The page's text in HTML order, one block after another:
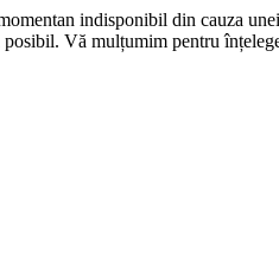
indisponibil din cauza
posibil. Vă mulțumim pentru